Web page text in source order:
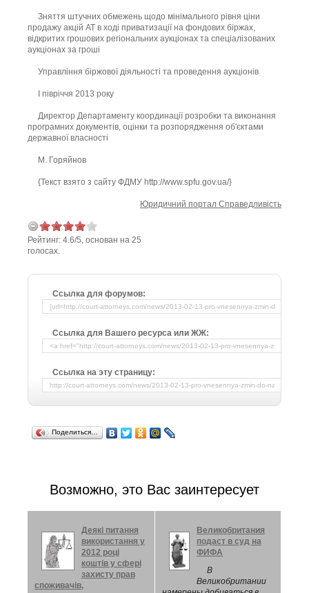
Зняття штучних обмежень щодо мінімального рівня ціни
продажу акцій АТ в ході приватизації на фондових біржах,
відкритих грошових регіональних аукціонах та спеціалізованих
аукціонах за гроші
Управління біржової діяльності та проведення аукціонів
I півріччя 2013 року
Директор Департаменту координації розробки та виконання
програмних документів, оцінки та розпорядження об'єктами
державної власності
М. Горяйнов
{Текст взято з сайту ФДМУ http://www.spfu.gov.ua/}
Юридичний портал Справедливість
Рейтинг: 4.6/5, основан на 25
голосах.
Ссылка для форумов:
Ссылка для Вашего ресурса или ЖЖ:
Ссылка на эту страницу:
Поделиться…
Возможно, это Вас заинтересует
Деякі питання
використання у
2012 році
коштів у сфері
захисту прав
споживачів,
Великобритания
подаст в суд на
ФИФА
В
Великобритании